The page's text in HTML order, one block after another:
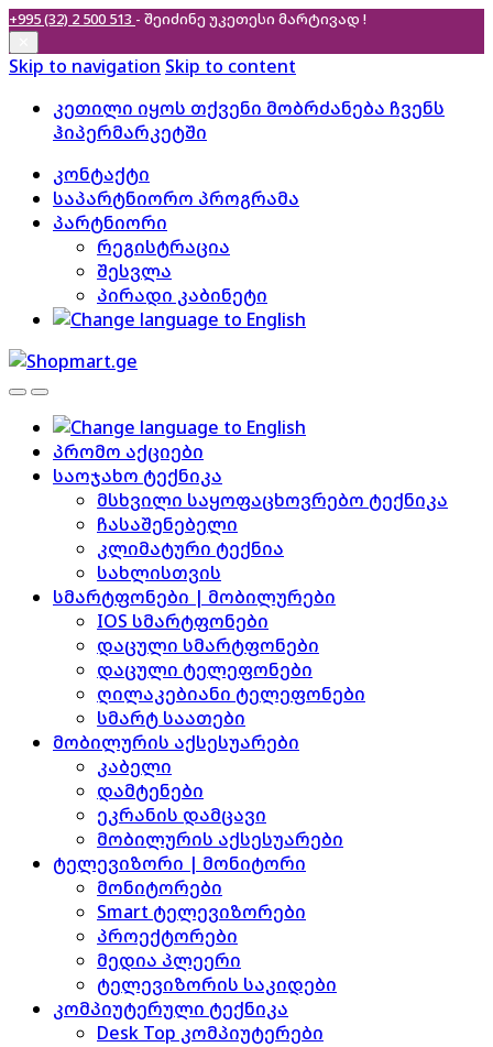
+995 (32) 2 500 513 - შეიძინე უკეთესი მარტივად !
Skip to navigation Skip to content
კეთილი იყოს თქვენი მობრძანება ჩვენს
ჰიპერმარკეტში
კონტაქტი
საპარტნიორო პროგრამა
პარტნიორი
რეგისტრაცია
შესვლა
პირადი კაბინეტი
პრომო აქციები
საოჯახო ტექნიკა
მსხვილი საყოფაცხოვრებო ტექნიკა
ჩასაშენებელი
კლიმატური ტექნია
სახლისთვის
სმარტფონები | მობილურები
IOS სმარტფონები
დაცული სმარტფონები
დაცული ტელეფონები
ღილაკებიანი ტელეფონები
სმარტ საათები
მობილურის აქსესუარები
კაბელი
დამტენები
ეკრანის დამცავი
მობილურის აქსესუარები
ტელევიზორი | მონიტორი
მონიტორები
Smart ტელევიზორები
პროექტორები
მედია პლეერი
ტელევიზორის საკიდები
კომპიუტერული ტექნიკა
Desk Top კომპიუტერები